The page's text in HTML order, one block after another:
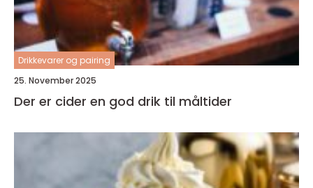
Drikkevarer og pairing
25. November 2025
Der er cider en god drik til måltider